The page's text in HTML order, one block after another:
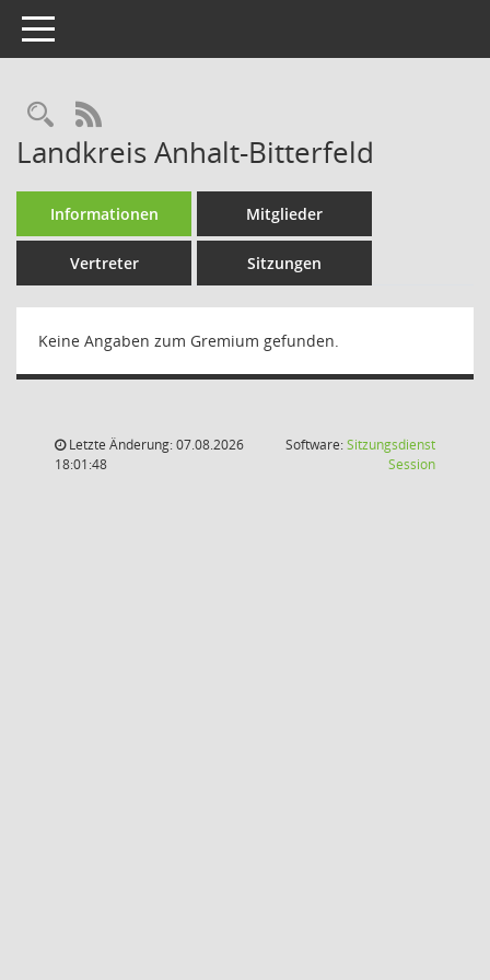
Toggle navigation
Rechercheauswahl
RSS-Feed
Landkreis Anhalt-Bitterfeld
Informationen Mitglieder
Vertreter Sitzungen
Keine Angaben zum Gremium gefunden.
Letzte Änderung: 07.08.2026
18:01:48
Software:Sitzungsdienst
Session(Wird in